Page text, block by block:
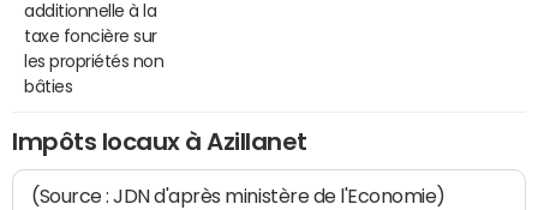
additionnelle à la
taxe foncière sur
les propriétés non
bâties
Impôts locaux à Azillanet
(Source : JDN d'après ministère de l'Economie)